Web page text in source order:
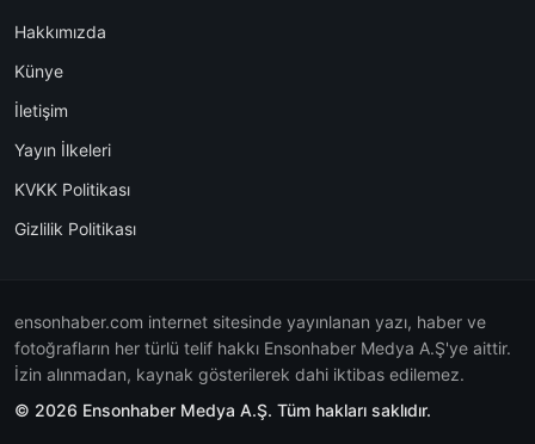
Hakkımızda
Künye
İletişim
Yayın İlkeleri
KVKK Politikası
Gizlilik Politikası
ensonhaber.com internet sitesinde yayınlanan yazı, haber ve
fotoğrafların her türlü telif hakkı Ensonhaber Medya A.Ş'ye aittir.
İzin alınmadan, kaynak gösterilerek dahi iktibas edilemez.
© 2026 Ensonhaber Medya A.Ş. Tüm hakları saklıdır.